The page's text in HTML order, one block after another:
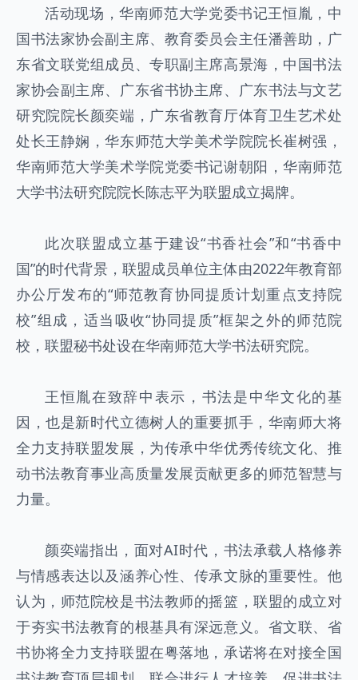
活动现场，华南师范大学党委书记王恒胤，中
国书法家协会副主席、教育委员会主任潘善助，广
东省文联党组成员、专职副主席高景海，中国书法
家协会副主席、广东省书协主席、广东书法与文艺
研究院院长颜奕端，广东省教育厅体育卫生艺术处
处长王静娴，华东师范大学美术学院院长崔树强，
华南师范大学美术学院党委书记谢朝阳，华南师范
大学书法研究院院长陈志平为联盟成立揭牌。
此次联盟成立基于建设“书香社会”和“书香中
国”的时代背景，联盟成员单位主体由2022年教育部
办公厅发布的“师范教育协同提质计划重点支持院
校”组成，适当吸收“协同提质”框架之外的师范院
校，联盟秘书处设在华南师范大学书法研究院。
王恒胤在致辞中表示，书法是中华文化的基
因，也是新时代立德树人的重要抓手，华南师大将
全力支持联盟发展，为传承中华优秀传统文化、推
动书法教育事业高质量发展贡献更多的师范智慧与
力量。
颜奕端指出，面对AI时代，书法承载人格修养
与情感表达以及涵养心性、传承文脉的重要性。他
认为，师范院校是书法教师的摇篮，联盟的成立对
于夯实书法教育的根基具有深远意义。省文联、省
书协将全力支持联盟在粤落地，承诺将在对接全国